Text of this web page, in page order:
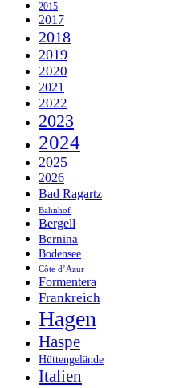
2015
2017
2018
2019
2020
2021
2022
2023
2024
2025
2026
Bad Ragartz
Bahnhof
Bergell
Bernina
Bodensee
Côte d’Azur
Formentera
Frankreich
Hagen
Haspe
Hüttengelände
Italien